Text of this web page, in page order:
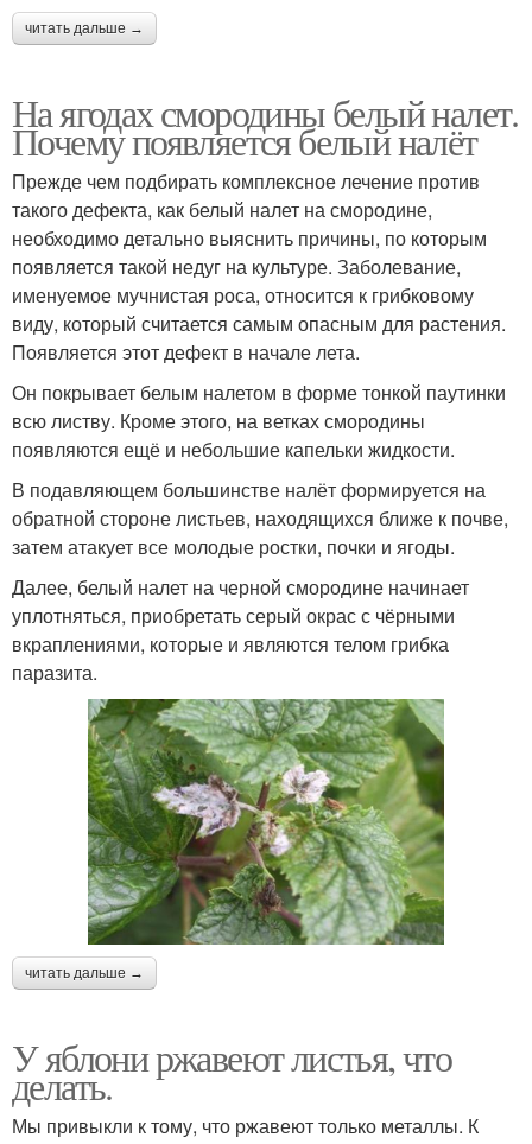
читать дальше →
На ягодах смородины белый налет.
Почему появляется белый налёт
Прежде чем подбирать комплексное лечение против
такого дефекта, как белый налет на смородине,
необходимо детально выяснить причины, по которым
появляется такой недуг на культуре. Заболевание,
именуемое мучнистая роса, относится к грибковому
виду, который считается самым опасным для растения.
Появляется этот дефект в начале лета.
Он покрывает белым налетом в форме тонкой паутинки
всю листву. Кроме этого, на ветках смородины
появляются ещё и небольшие капельки жидкости.
В подавляющем большинстве налёт формируется на
обратной стороне листьев, находящихся ближе к почве,
затем атакует все молодые ростки, почки и ягоды.
Далее, белый налет на черной смородине начинает
уплотняться, приобретать серый окрас с чёрными
вкраплениями, которые и являются телом грибка
паразита.
читать дальше →
У яблони ржавеют листья, что
делать.
Мы привыкли к тому, что ржавеют только металлы. К